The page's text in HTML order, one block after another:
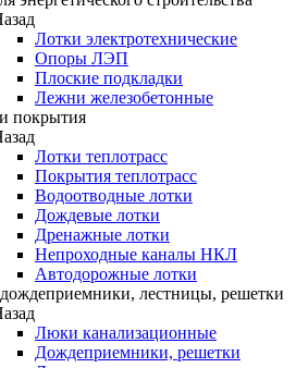
Лотки электротехнические
Опоры ЛЭП
Плоские подкладки
Лежни железобетонные
покрытия
Лотки теплотрасс
Покрытия теплотрасс
Водоотводные лотки
Дождевые лотки
Дренажные лотки
Непроходные каналы НКЛ
Автодорожные лотки
лестницы, решетки
Люки канализационные
Дождеприемники, решетки